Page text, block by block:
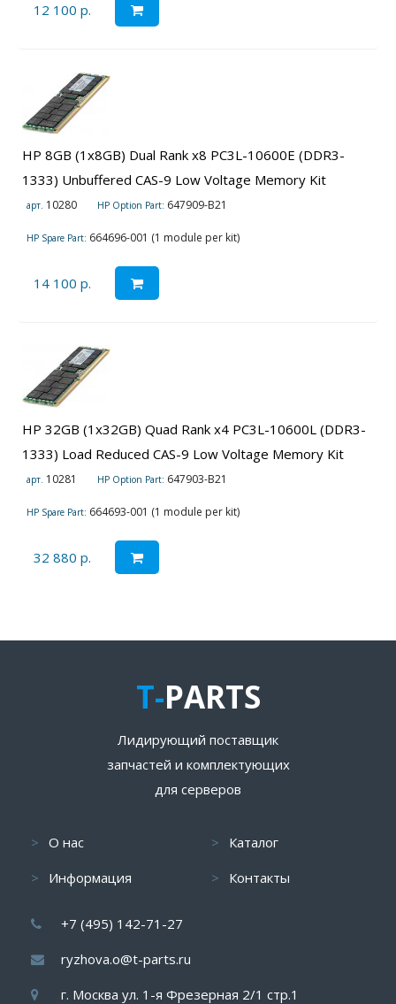
12 100 р.
HP 8GB (1x8GB) Dual Rank x8 PC3L-10600E (DDR3-
1333) Unbuffered CAS-9 Low Voltage Memory Kit
арт. 10280 HP Option Part: 647909-B21
HP Spare Part: 664696-001 (1 module per kit)
14 100 р.
HP 32GB (1x32GB) Quad Rank x4 PC3L-10600L (DDR3-
1333) Load Reduced CAS-9 Low Voltage Memory Kit
арт. 10281 HP Option Part: 647903-B21
HP Spare Part: 664693-001 (1 module per kit)
32 880 р.
T-PARTS
Лидирующий поставщик
запчастей и комплектующих
для серверов
О нас
Информация
Каталог
Контакты
+7 (495) 142-71-27
ryzhova.o@t-parts.ru
г. Москва ул. 1-я Фрезерная 2/1 стр.1